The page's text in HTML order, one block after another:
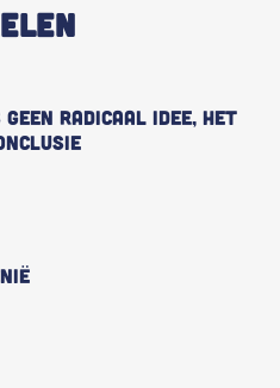
radicaal idee, het